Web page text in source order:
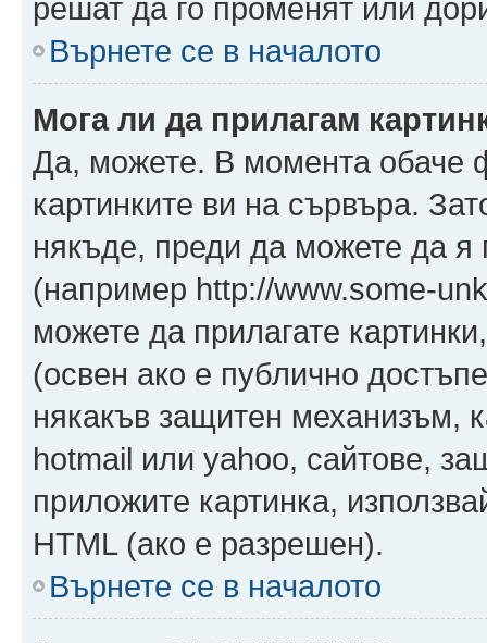
решат да го променят или
Върнете се в началото
Мога ли да прилагам
Да, можете. В момента обаче
картинките ви на сървъра.
някъде, преди да можете да
(например http://www.some-
можете да прилагате
(освен ако е публично
някакъв защитен механизъм,
hotmail или yahoo, сайтове,
приложите картинка,
HTML (ако е разрешен).
Върнете се в началото